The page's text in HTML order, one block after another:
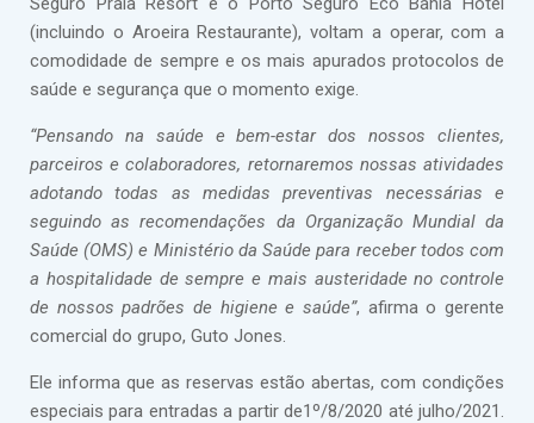
(incluindo o Aroeira Restaurante), voltam a operar, com a
comodidade de sempre e os mais apurados protocolos de
saúde e segurança que o momento exige.
“Pensando na saúde e bem-estar dos nossos clientes,
parceiros e colaboradores, retornaremos nossas atividades
adotando todas as medidas preventivas necessárias e
seguindo as recomendações da Organização Mundial da
Saúde (OMS) e Ministério da Saúde para receber todos com
a hospitalidade de sempre e mais austeridade no controle
de nossos padrões de higiene e saúde”, afirma o gerente
comercial do grupo, Guto Jones.
Ele informa que as reservas estão abertas, com condições
especiais para entradas a partir de1º/8/2020 até julho/2021.